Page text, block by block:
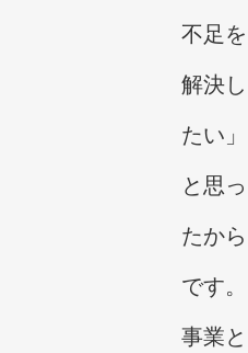
不足を
解決し
たい」
と思っ
たから
です。
事業と